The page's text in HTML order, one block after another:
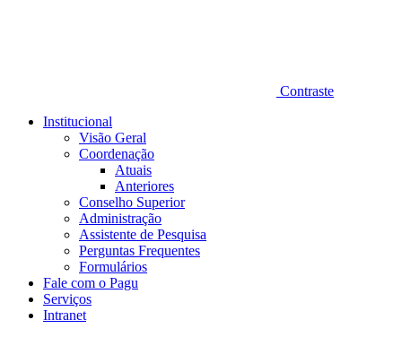
Contraste
Institucional
Visão Geral
Coordenação
Atuais
Anteriores
Conselho Superior
Administração
Assistente de Pesquisa
Perguntas Frequentes
Formulários
Fale com o Pagu
Serviços
Intranet